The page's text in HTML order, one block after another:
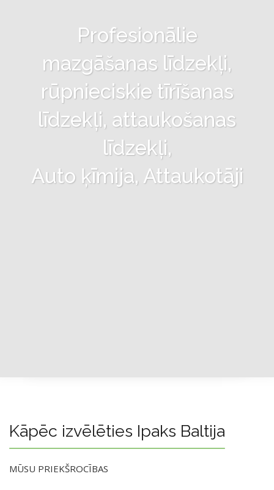
Profesionālie
mazgāšanas līdzekļi,
rūpnieciskie tīrīšanas
līdzekļi, attaukošanas
līdzekļi,
Auto ķīmija, Attaukotāji
Kāpēc izvēlēties Ipaks Baltija
MŪSU PRIEKŠROCĪBAS